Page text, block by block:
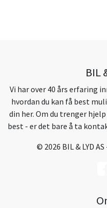
BIL
Vi har over 40 års erfaring
hvordan du kan få best
din her. Om du trenger
best - er det bare å ta
© 2026 BIL & LYD